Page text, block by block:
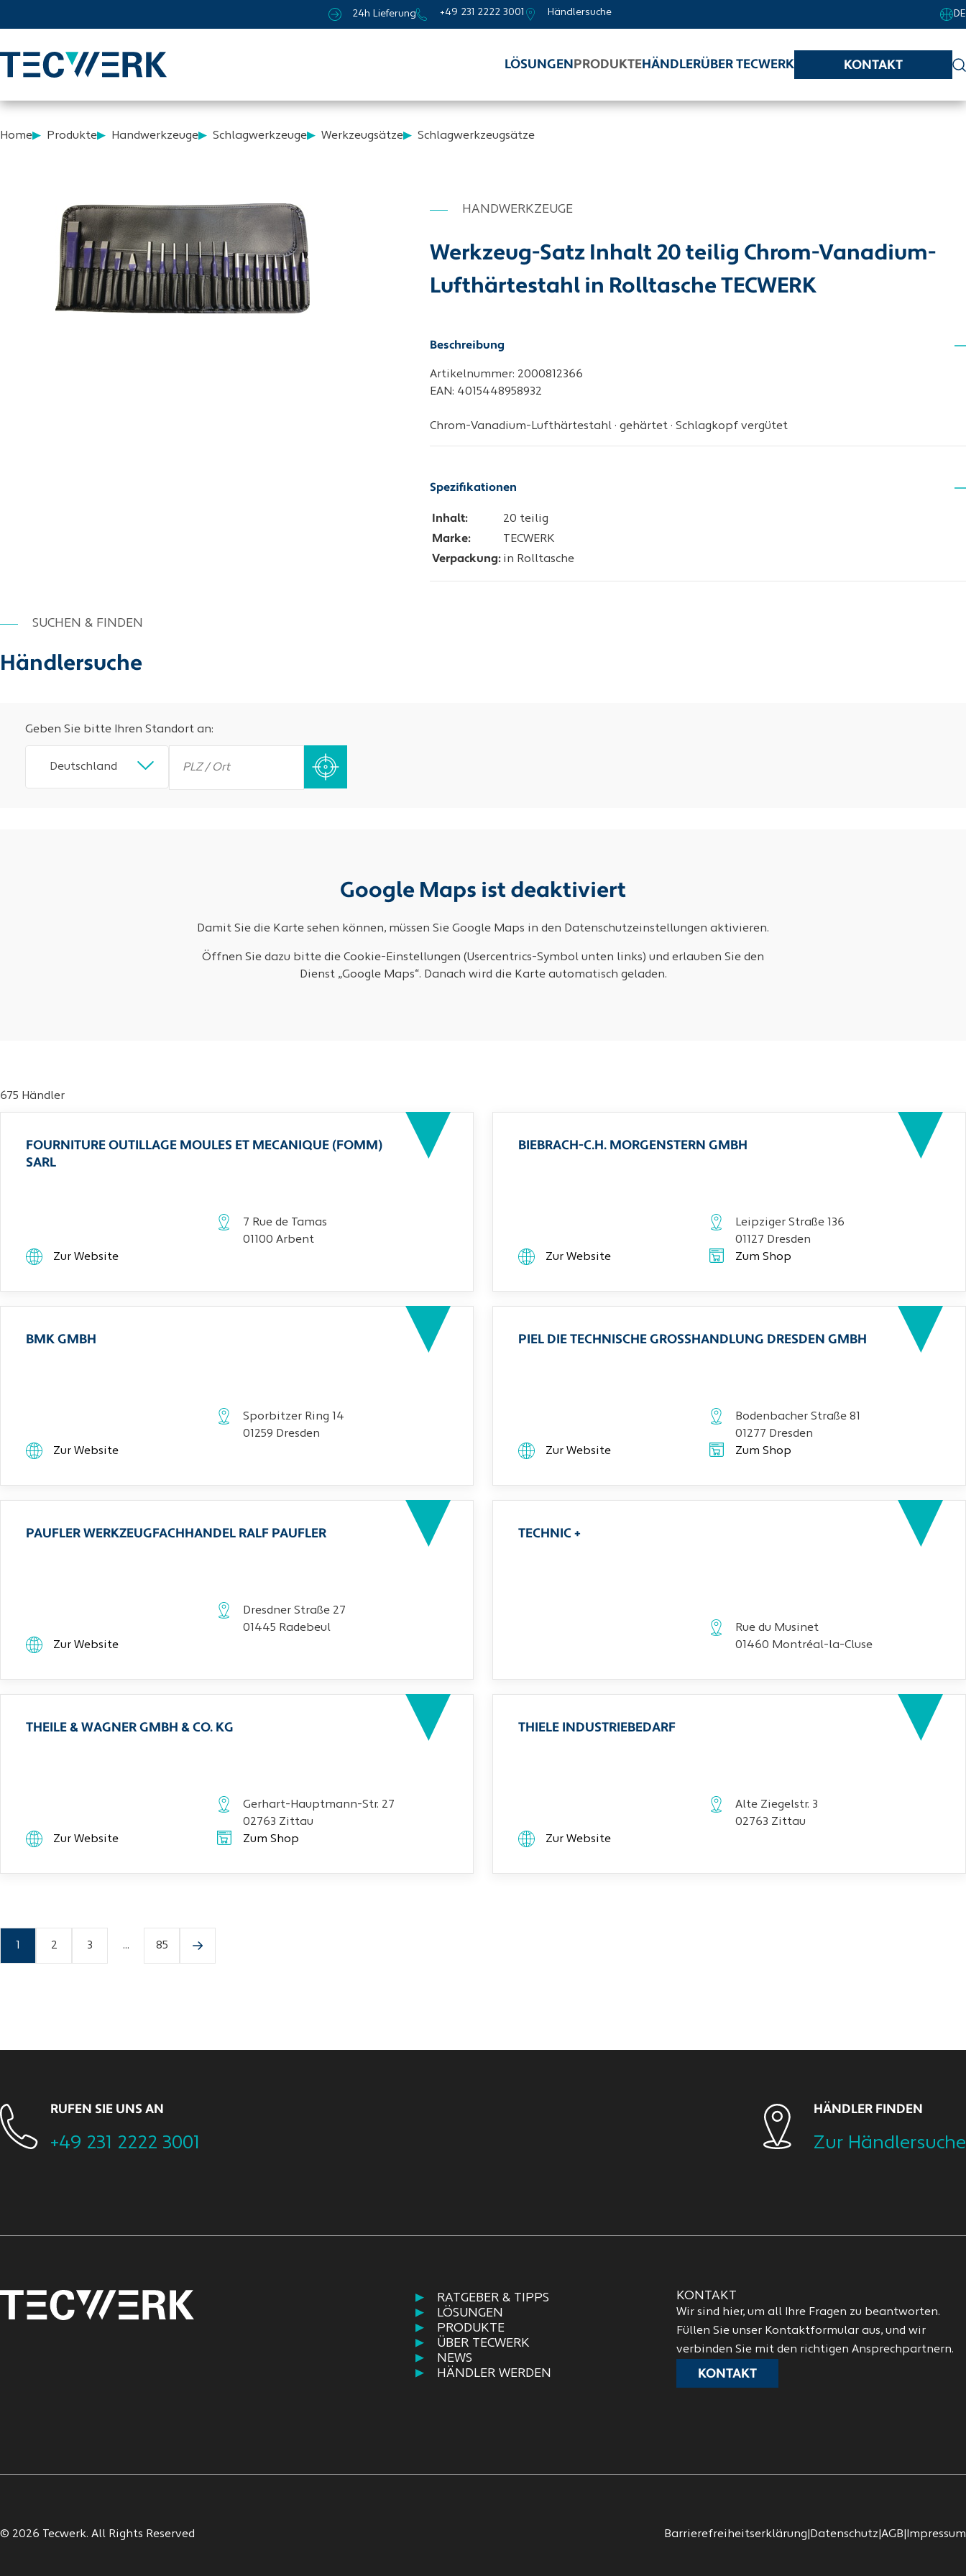
24h Lieferung +49 231 2222 3001 Händlersuche DE
LÖSUNGEN PRODUKTEHÄNDLERÜBER TECWERK KONTAKT
Home Produkte Handwerkzeuge Schlagwerkzeuge Werkzeugsätze Schlagwerkzeugsätze
HANDWERKZEUGE
Werkzeug-Satz Inhalt 20 teilig Chrom-Vanadium-
Lufthärtestahl in Rolltasche TECWERK
Beschreibung
Artikelnummer: 2000812366
EAN: 4015448958932
Chrom-Vanadium-Lufthärtestahl · gehärtet · Schlagkopf vergütet
Spezifikationen
Inhalt:
20 teilig
Marke:
TECWERK
Verpackung: in Rolltasche
SUCHEN & FINDEN
Händlersuche
Geben Sie bitte Ihren Standort an:
Deutschland
Google Maps ist deaktiviert
Damit Sie die Karte sehen können, müssen Sie Google Maps in den Datenschutzeinstellungen aktivieren.
Öffnen Sie dazu bitte die Cookie-Einstellungen (Usercentrics-Symbol unten links) und erlauben Sie den
Dienst „Google Maps“. Danach wird die Karte automatisch geladen.
675 Händler
FOURNITURE OUTILLAGE MOULES ET MECANIQUE (FOMM)
SARL
7 Rue de Tamas
01100 Arbent
Zur Website
BIEBRACH-C.H. MORGENSTERN GMBH
Leipziger Straße 136
01127 Dresden
Zur Website
Zum Shop
BMK GMBH
Sporbitzer Ring 14
01259 Dresden
Zur Website
PIEL DIE TECHNISCHE GROSSHANDLUNG DRESDEN GMBH
Bodenbacher Straße 81
01277 Dresden
Zur Website
Zum Shop
PAUFLER WERKZEUGFACHHANDEL RALF PAUFLER
Dresdner Straße 27
01445 Radebeul
Zur Website
TECHNIC +
Rue du Musinet
01460 Montréal-la-Cluse
THEILE & WAGNER GMBH & CO. KG
Gerhart-Hauptmann-Str. 27
02763 Zittau
Zur Website
Zum Shop
THIELE INDUSTRIEBEDARF
Alte Ziegelstr. 3
02763 Zittau
Zur Website
2 3 ... 85
RUFEN SIE UNS AN
+49 231 2222 3001
HÄNDLER FINDEN
Zur Händlersuche
RATGEBER & TIPPS
LÖSUNGEN
PRODUKTE
ÜBER TECWERK
NEWS
HÄNDLER WERDEN
KONTAKT
Wir sind hier, um all Ihre Fragen zu beantworten.
Füllen Sie unser Kontaktformular aus, und wir
verbinden Sie mit den richtigen Ansprechpartnern.
KONTAKT
Barrierefreiheitserklärung Datenschutz AGB Impressum
© 2026 Tecwerk. All Rights Reserved